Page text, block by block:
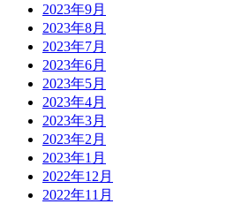
2023年9月
2023年8月
2023年7月
2023年6月
2023年5月
2023年4月
2023年3月
2023年2月
2023年1月
2022年12月
2022年11月